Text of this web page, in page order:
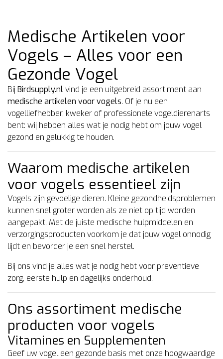
Medische Artikelen voor
Vogels – Alles voor een
Gezonde Vogel
Bij Birdsupply.nlvind je een uitgebreid assortiment aan
medische artikelen voor vogels. Of je nu een
vogelliefhebber, kweker of professionele vogeldierenarts
bent: wij hebben alles wat je nodig hebt om jouw vogel
gezond en gelukkig te houden.
Waarom medische artikelen
voor vogels essentieel zijn
Vogels zijn gevoelige dieren. Kleine gezondheidsproblemen
kunnen snel groter worden als ze niet op tijd worden
aangepakt. Met de juiste medische hulpmiddelen en
verzorgingsproducten voorkom je dat jouw vogel onnodig
lijdt en bevorder je een snel herstel.
Bij ons vind je alles wat je nodig hebt voor preventieve
zorg, eerste hulp en dagelijks onderhoud.
Ons assortiment medische
producten voor vogels
Vitamines en Supplementen
Geef uw vogel een gezonde basis met onze hoogwaardige